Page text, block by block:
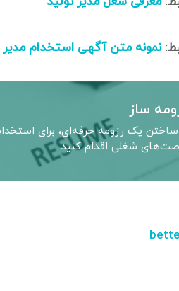
نمونه متن آگهی استخدام مدیر
ساز
ساختن یک رزومه حرفه‌ای، برای
شغلی اقدام کنید.